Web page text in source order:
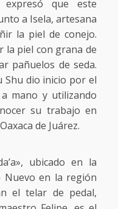
expresó que este
a Isela, artesana
la piel de conejo.
la piel con grana de
pañuelos de seda.
Shu dio inicio por el
mano y utilizando
su trabajo en
de Juárez.
ubicado en la
Nuevo en la región
el telar de pedal,